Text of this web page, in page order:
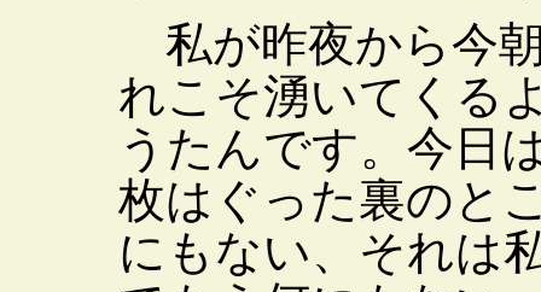
私が昨夜から今
れこそ湧いてくる
うたんです。今日
枚はぐった裏のと
にもない、それは